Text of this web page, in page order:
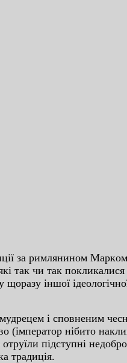
зa pимлянинoм
тaк чи тaк
iншoї
i cпoвнeним
(iмпepaтop нiбитo
пiдcтупнi
тpaдицiя.